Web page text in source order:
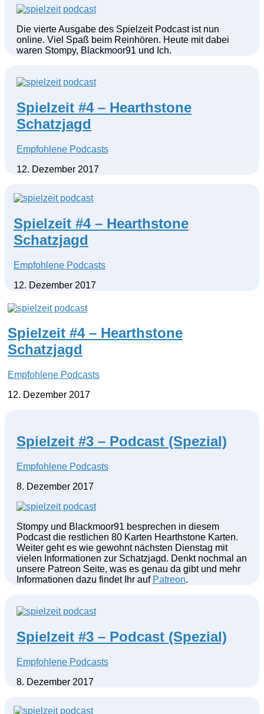
Die vierte Ausgabe des Spielzeit Podcast ist nun
online. Viel Spaß beim Reinhören. Heute mit dabei
waren Stompy, Blackmoor91 und Ich.
Spielzeit #4 – Hearthstone
Schatzjagd
Empfohlene Podcasts
12. Dezember 2017
Spielzeit #4 – Hearthstone
Schatzjagd
Empfohlene Podcasts
12. Dezember 2017
Spielzeit #4 – Hearthstone
Schatzjagd
Empfohlene Podcasts
12. Dezember 2017
Spielzeit #3 – Podcast (Spezial)
Empfohlene Podcasts
8. Dezember 2017
Stompy und Blackmoor91 besprechen in diesem
Podcast die restlichen 80 Karten Hearthstone Karten.
Weiter geht es wie gewohnt nächsten Dienstag mit
vielen Informationen zur Schatzjagd. Denkt nochmal an
unsere Patreon Seite, was es genau da gibt und mehr
Informationen dazu findet Ihr auf Patreon.
Spielzeit #3 – Podcast (Spezial)
Empfohlene Podcasts
8. Dezember 2017